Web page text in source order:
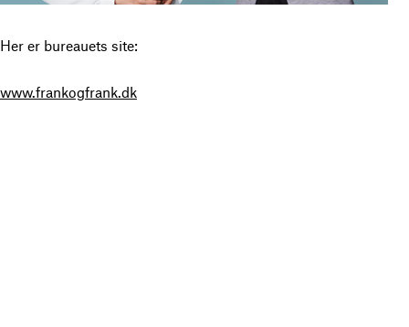
Her er bureauets site:
www.frankogfrank.dk